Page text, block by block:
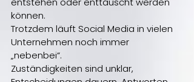
können.
Trotzdem läuft Social Media in vielen
Unternehmen noch immer
„nebenbei“.
Zuständigkeiten sind unklar,